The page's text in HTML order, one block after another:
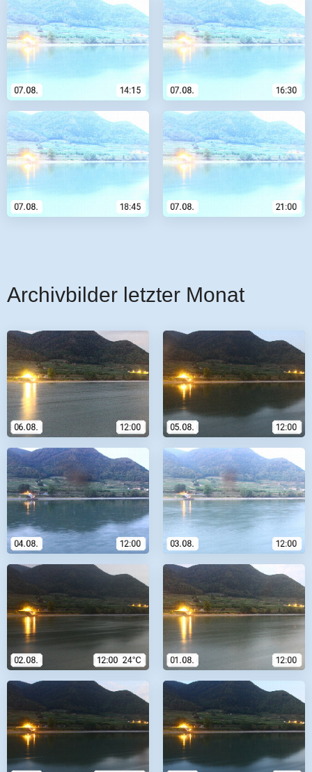
Archivbilder letzter Monat